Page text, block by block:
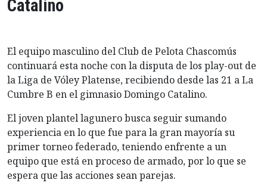
Catalino
El equipo masculino del Club de Pelota Chascomús
continuará esta noche con la disputa de los play-out de
la Liga de Vóley Platense, recibiendo desde las 21 a La
Cumbre B en el gimnasio Domingo Catalino.
El joven plantel lagunero busca seguir sumando
experiencia en lo que fue para la gran mayoría su
primer torneo federado, teniendo enfrente a un
equipo que está en proceso de armado, por lo que se
espera que las acciones sean parejas.